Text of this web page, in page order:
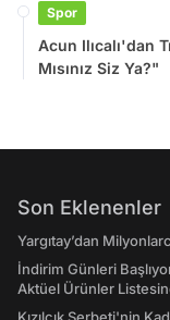
Spor
Acun Ilıcalı'dan
Mısınız Siz Ya?"
Son Eklenenler
Yargıtay’dan
İndirim Günleri
Aktüel Ürünler